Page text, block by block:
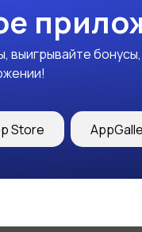
выигрывайте
Store